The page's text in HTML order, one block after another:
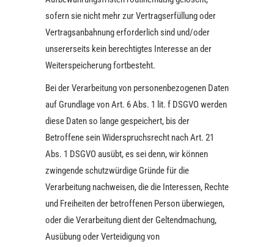
sofern sie nicht mehr zur Vertragserfüllung oder
Vertragsanbahnung erforderlich sind und/oder
unsererseits kein berechtigtes Interesse an der
Weiterspeicherung fortbesteht.
Bei der Verarbeitung von personenbezogenen Daten
auf Grundlage von Art. 6 Abs. 1 lit. f DSGVO werden
diese Daten so lange gespeichert, bis der
Betroffene sein Widerspruchsrecht nach Art. 21
Abs. 1 DSGVO ausübt, es sei denn, wir können
zwingende schutzwürdige Gründe für die
Verarbeitung nachweisen, die die Interessen, Rechte
und Freiheiten der betroffenen Person überwiegen,
oder die Verarbeitung dient der Geltendmachung,
Ausübung oder Verteidigung von